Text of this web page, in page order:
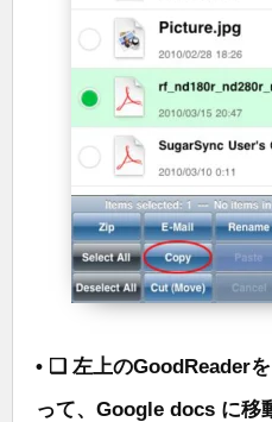
• ❑ 左上のGoodReader
って、Google docs に移